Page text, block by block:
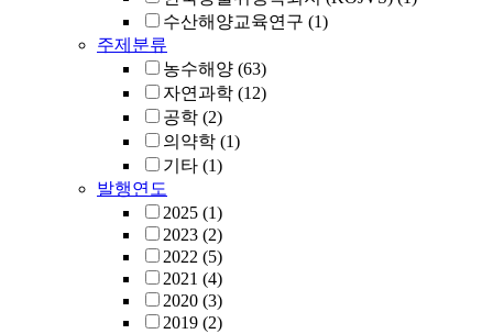
수산해양교육연구 (1)
주제분류
농수해양 (63)
자연과학 (12)
공학 (2)
의약학 (1)
기타 (1)
발행연도
2025 (1)
2023 (2)
2022 (5)
2021 (4)
2020 (3)
2019 (2)